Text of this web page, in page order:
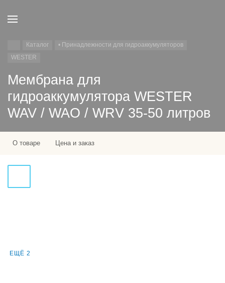
Каталог
• Принадлежности для гидроаккумуляторов
WESTER
Мембрана для
гидроаккумулятора WESTER
WAV / WAO / WRV 35-50 литров
О товаре Цена и заказ
ЕЩЁ 2